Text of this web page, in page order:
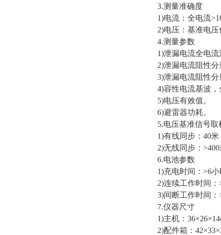
3.测量准确度
1)电流：全电流
2)电压：基准电
4.测量参数
1)泄漏电流全电
2)泄漏电流阻性
3)泄漏电流阻性
4)容性电流基波
5)电压有效值。
6)避雷器功耗。
5.电压基准信号取
1)有线同步：40
2)无线同步：
6.电池参数
1)充电时间：>6
2)连续工作时间：
3)间断工作时间：
7.仪器尺寸
1)主机：
2)配件箱：